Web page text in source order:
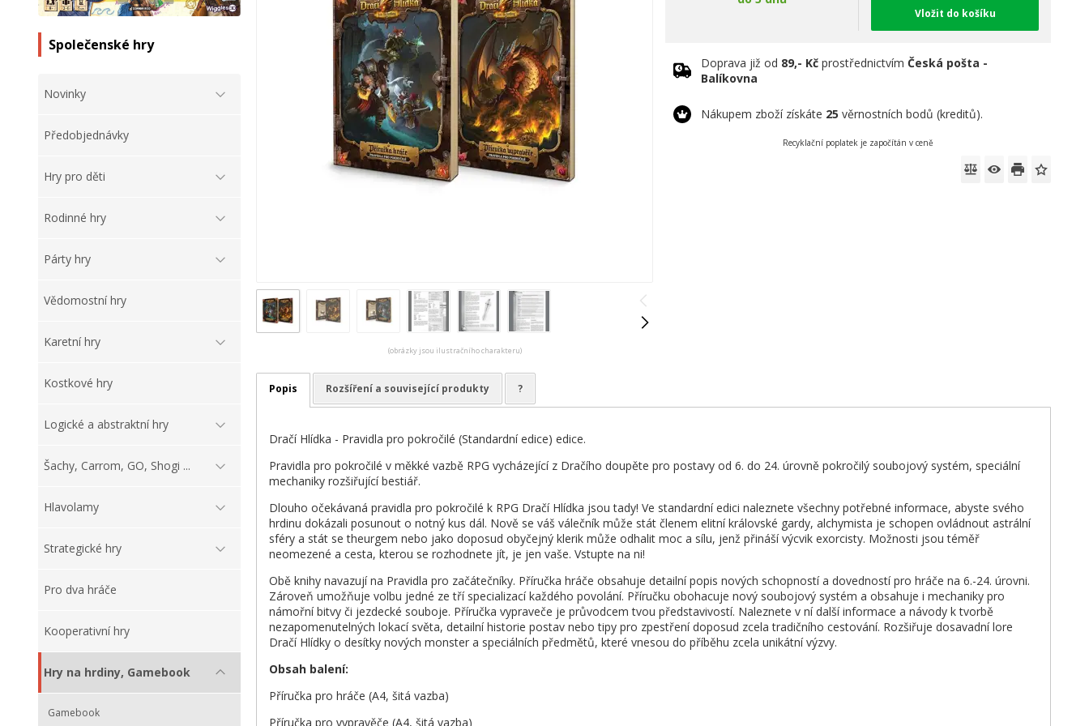
Společenské hry
Novinky
Předobjednávky
Hry pro děti
Rodinné hry
Párty hry
Vědomostní hry
Karetní hry
Kostkové hry
Logické a abstraktní hry
Šachy, Carrom, GO, Shogi ...
Hlavolamy
Strategické hry
Pro dva hráče
Kooperativní hry
Hry na hrdiny, Gamebook
Gamebook
(obrázky jsou ilustračního charakteru)
Vložit do košíku
Doprava již od 89,- Kč prostřednictvímČeská pošta -
Balíkovna
Nákupem zboží získáte 25 věrnostních bodů (kreditů).
Recyklační poplatek je započítán v ceně
Popis Rozšíření a související produkty ?
Dračí Hlídka - Pravidla pro pokročilé (Standardní edice) edice.
Pravidla pro pokročilé v měkké vazbě RPG vycházející z Dračího doupěte pro postavy od 6. do 24. úrovně pokročilý soubojový systém, speciální
mechaniky rozšiřující bestiář.
Dlouho očekávaná pravidla pro pokročilé k RPG Dračí Hlídka jsou tady! Ve standardní edici naleznete všechny potřebné informace, abyste svého
hrdinu dokázali posunout o notný kus dál. Nově se váš válečník může stát členem elitní královské gardy, alchymista je schopen ovládnout astrální
sféry a stát se theurgem nebo jako doposud obyčejný klerik může odhalit moc a sílu, jenž přináší výcvik exorcisty. Možnosti jsou téměř
neomezené a cesta, kterou se rozhodnete jít, je jen vaše. Vstupte na ni!
Obě knihy navazují na Pravidla pro začátečníky. Příručka hráče obsahuje detailní popis nových schopností a dovedností pro hráče na 6.-24. úrovni.
Zároveň umožňuje volbu jedné ze tří specializací každého povolání. Příručku obohacuje nový soubojový systém a obsahuje i mechaniky pro
námořní bitvy či jezdecké souboje. Příručka vypraveče je průvodcem tvou představivostí. Naleznete v ní další informace a návody k tvorbě
nezapomenutelných lokací světa, detailní historie postav nebo tipy pro zpestření doposud zcela tradičního cestování. Rozšiřuje dosavadní lore
Dračí Hlídky o desítky nových monster a speciálních předmětů, které vnesou do příběhu zcela unikátní výzvy.
Obsah balení:
Příručka pro hráče (A4, šitá vazba)
Příručka pro vypravěče (A4, šitá vazba)